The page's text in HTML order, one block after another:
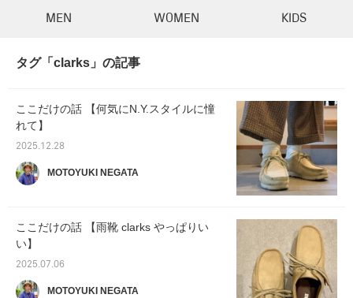
MEN WOMEN KIDS
タグ「clarks」の記事
ここだけの話 【何気にN.Y.スタイルに憧
れて】
2025.12.28
MOTOYUKI NEGATA
ここだけの話 【雨靴 clarks やっぱりい
い】
2025.07.06
MOTOYUKI NEGATA